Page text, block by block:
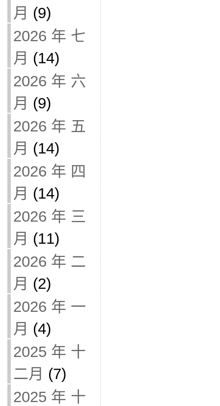
月 (9)
2026 年 七
月 (14)
2026 年 六
月 (9)
2026 年 五
月 (14)
2026 年 四
月 (14)
2026 年 三
月 (11)
2026 年 二
月 (2)
2026 年 一
月 (4)
2025 年 十
二月 (7)
2025 年 十